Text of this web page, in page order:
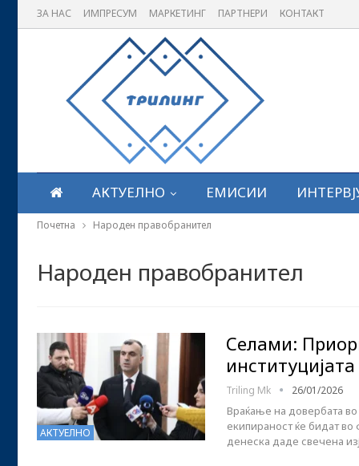
ЗА НАС ИМПРЕСУМ МАРКЕТИНГ ПАРТНЕРИ КОНТАКТ
АКТУЕЛНО ЕМИСИИ
Почетна Народен правобранител
Народен правобранител
АКТУЕЛНО
Селами:
Triling Mk 26/01/2026
Враќање на довербата
екипираност ќе бидат
денеска даде свечена